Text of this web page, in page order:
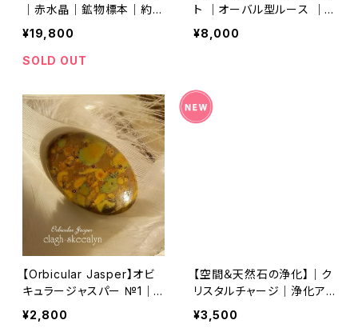
｜赤水晶｜鉱物標本｜約2
28g｜インテリアストーン｜
原石｜スペイン産｜レアス
トーン
¥19,800
SOLD OUT
ト ｜オーバル型ルース ｜3
1mm ｜マクラメ編み ｜ワイ
ヤーワーク素材
¥8,000
【Orbicular Jasper】オビ
キュラージャスパー №1｜
オーバル型｜天然石ルース
｜マクラメ編み｜ワイヤー
¥2,800
【空間＆天然石の浄化】｜ク
リスタルチャージ｜浄化ア
イテム｜レザーアメジスト
｜パロサント｜シェル皿付
¥3,500